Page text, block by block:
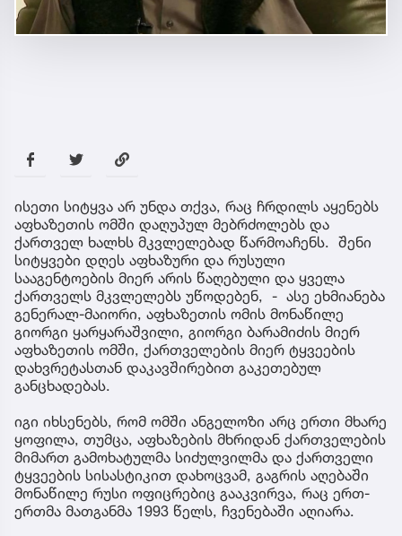
ისეთი სიტყვა არ უნდა თქვა, რაც ჩრდილს აყენებს
აფხაზეთის ომში დაღუპულ მებრძოლებს და
ქართველ ხალხს მკვლელებად წარმოაჩენს. შენი
სიტყვები დღეს აფხაზური და რუსული
სააგენტოების მიერ არის წაღებული და ყველა
ქართველს მკვლელებს უწოდებენ, - ასე ეხმიანება
გენერალ-მაიორი, აფხაზეთის ომის მონაწილე
გიორგი ყარყარაშვილი, გიორგი ბარამიძის მიერ
აფხაზეთის ომში, ქართველების მიერ ტყვეების
დახვრეტასთან დაკავშირებით გაკეთებულ
განცხადებას.
იგი იხსენებს, რომ ომში ანგელოზი არც ერთი მხარე
ყოფილა, თუმცა, აფხაზების მხრიდან ქართველების
მიმართ გამოხატულმა სიძულვილმა და ქართველი
ტყვეების სისასტიკით დახოცვამ, გაგრის აღებაში
მონაწილე რუსი ოფიცრებიც გააკვირვა, რაც ერთ-
ერთმა მათგანმა 1993 წელს, ჩვენებაში აღიარა.